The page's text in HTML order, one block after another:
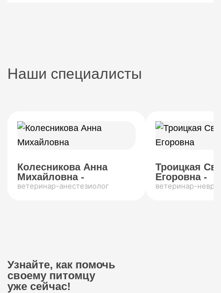
Наши специалисты
Колесникова Анна
Михайловна -
ветеринар-анестезиолог
Троицкая
Егоровна -
ветеринар-
Узнайте, как помочь
своему питомцу
уже сейчас!